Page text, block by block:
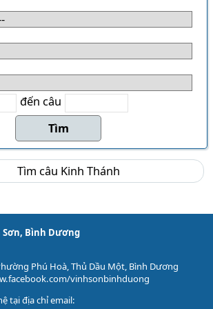
Bảo Lộc
HÁT
MP3
encore)
...
đến câu
Sơn, Bình Dương
Phú Hoà, Thủ Dầu Một, Bình Dương
vinhsonbinhduong
tại địa chỉ email: